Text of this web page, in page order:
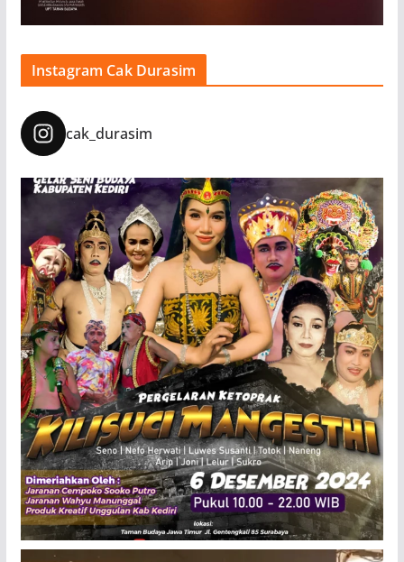
Instagram Cak Durasim
cak_durasim